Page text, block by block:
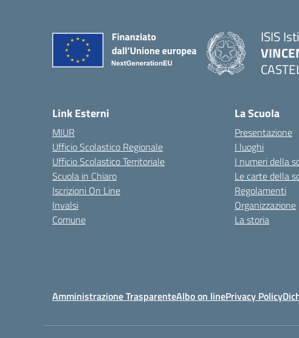
ISIS
Link Esterni
MIUR
Ufficio Scolastico Regionale
Ufficio Scolastico Territoriale
Scuola in Chiaro
Iscrizioni On Line
Invalsi
Comune
La Scuola
Presentazione
I luoghi
I numeri della
Le carte della
Regolamenti
Organizzazione
La storia
Amministrazione TrasparenteAlbo on linePrivacy Policy